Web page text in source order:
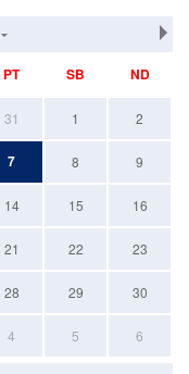
PT SB ND
31 1 2
7 8 9
14 15 16
21 22 23
28 29 30
4 5 6